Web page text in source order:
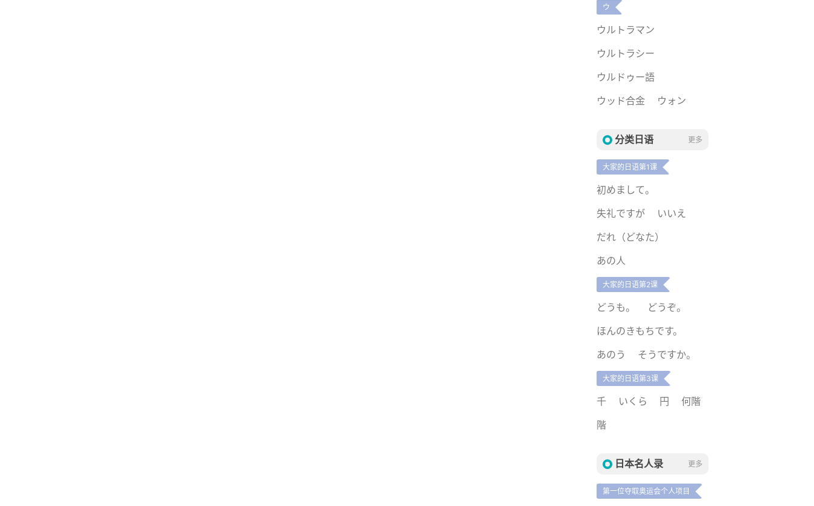
ウ
ウルトラマン
ウルトラシー
ウルドゥー語
ウッド合金
ウォン
分类日语 更多
大家的日语第1课
初めまして。
失礼ですが
いいえ
だれ（どなた）
あの人
大家的日语第2课
どうも。
どうぞ。
ほんのきもちです。
あのう
そうですか。
大家的日语第3课
千 いくら 円
何階
階
日本名人录 更多
第一位夺取奥运会个人项目